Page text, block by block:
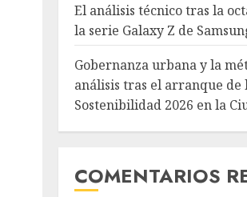
El análisis técnico tras la
la serie Galaxy Z de
Gobernanza urbana y la
análisis tras el arranque de
Sostenibilidad 2026 en la
COMENTARIOS